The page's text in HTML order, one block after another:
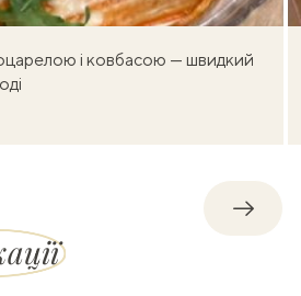
і ковбасою — швидкий